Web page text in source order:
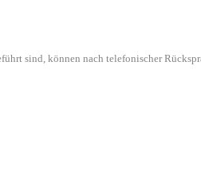
sind, können nach telefonischer